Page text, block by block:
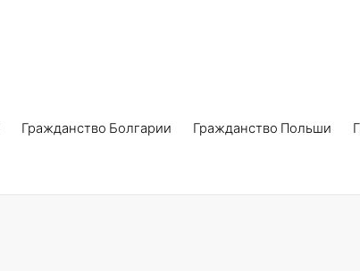
Гражданство Болгарии Гражданство Польши